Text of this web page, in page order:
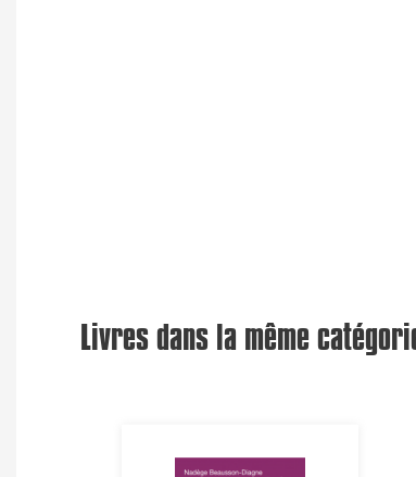
Livres dans la même